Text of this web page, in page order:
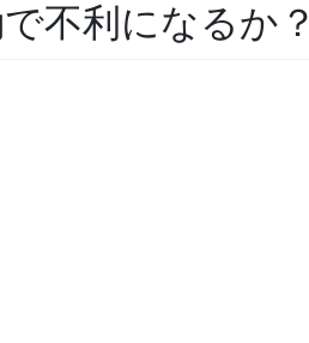
不利になるか？